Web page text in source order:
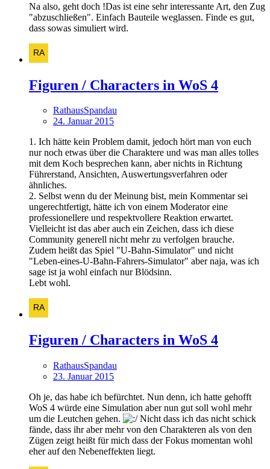
Na also, geht doch !Das ist eine sehr interessante Art, den Zug
"abzuschließen". Einfach Bauteile weglassen. Finde es gut,
dass sowas simuliert wird.
Figuren / Characters in WoS 4
RathausSpandau
24. Januar 2015
1. Ich hätte kein Problem damit, jedoch hört man von euch
nur noch etwas über die Charaktere und was man alles tolles
mit dem Koch besprechen kann, aber nichts in Richtung
Führerstand, Ansichten, Auswertungsverfahren oder
ähnliches.
2. Selbst wenn du der Meinung bist, mein Kommentar sei
ungerechtfertigt, hätte ich von einem Moderator eine
professionellere und respektvollere Reaktion erwartet.
Vielleicht ist das aber auch ein Zeichen, dass ich diese
Community generell nicht mehr zu verfolgen brauche.
Zudem heißt das Spiel "U-Bahn-Simulator" und nicht
"Leben-eines-U-Bahn-Fahrers-Simulator" aber naja, was ich
sage ist ja wohl einfach nur Blödsinn.
Lebt wohl.
Figuren / Characters in WoS 4
RathausSpandau
23. Januar 2015
Oh je, das habe ich befürchtet. Nun denn, ich hatte gehofft
WoS 4 würde eine Simulation aber nun gut soll wohl mehr
um die Leutchen gehen.
Nicht dass ich das nicht schick
fände, dass ihr aber mehr von den Charakteren als von den
Zügen zeigt heißt für mich dass der Fokus momentan wohl
eher auf den Nebeneffekten liegt.